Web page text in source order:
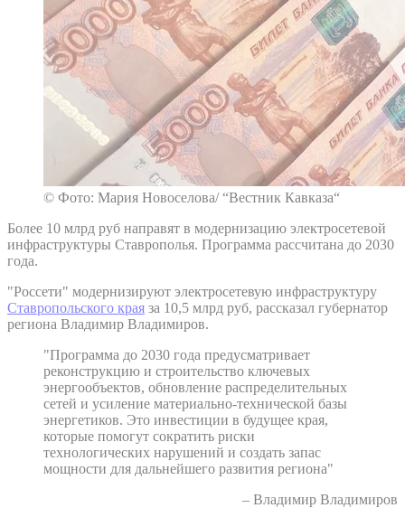
© Фото: Мария Новоселова/ “Вестник Кавказа“
Более 10 млрд руб направят в модернизацию электросетевой
инфраструктуры Ставрополья. Программа рассчитана до 2030
года.
"Россети" модернизируют электросетевую инфраструктуру
Ставропольского края за 10,5 млрд руб, рассказал губернатор
региона Владимир Владимиров.
"Программа до 2030 года предусматривает
реконструкцию и строительство ключевых
энергообъектов, обновление распределительных
сетей и усиление материально-технической базы
энергетиков. Это инвестиции в будущее края,
которые помогут сократить риски
технологических нарушений и создать запас
мощности для дальнейшего развития региона"
– Владимир Владимиров